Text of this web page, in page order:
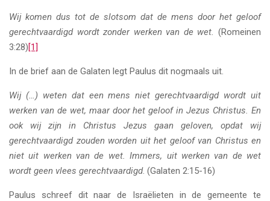
Wij komen dus tot de slotsom dat de mens door het geloof
gerechtvaardigd wordt zonder werken van de wet. (Romeinen
3:28)[1]
In de brief aan de Galaten legt Paulus dit nogmaals uit.
Wij (…) weten dat een mens niet gerechtvaardigd wordt uit
werken van de wet, maar door het geloof in Jezus Christus. En
ook wij zijn in Christus Jezus gaan geloven, opdat wij
gerechtvaardigd zouden worden uit het geloof van Christus en
niet uit werken van de wet. Immers, uit werken van de wet
wordt geen vlees gerechtvaardigd. (Galaten 2:15-16)
Paulus schreef dit naar de Israëlieten in de gemeente te